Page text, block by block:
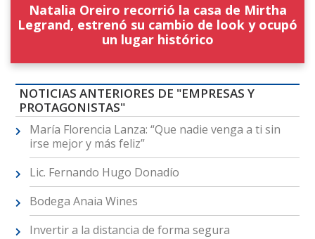
Natalia Oreiro recorrió la casa de Mirtha
Legrand, estrenó su cambio de look y ocupó
un lugar histórico
NOTICIAS ANTERIORES DE "EMPRESAS Y
PROTAGONISTAS"
María Florencia Lanza: “Que nadie venga a ti sin
irse mejor y más feliz”
Lic. Fernando Hugo Donadío
Bodega Anaia Wines
Invertir a la distancia de forma segura